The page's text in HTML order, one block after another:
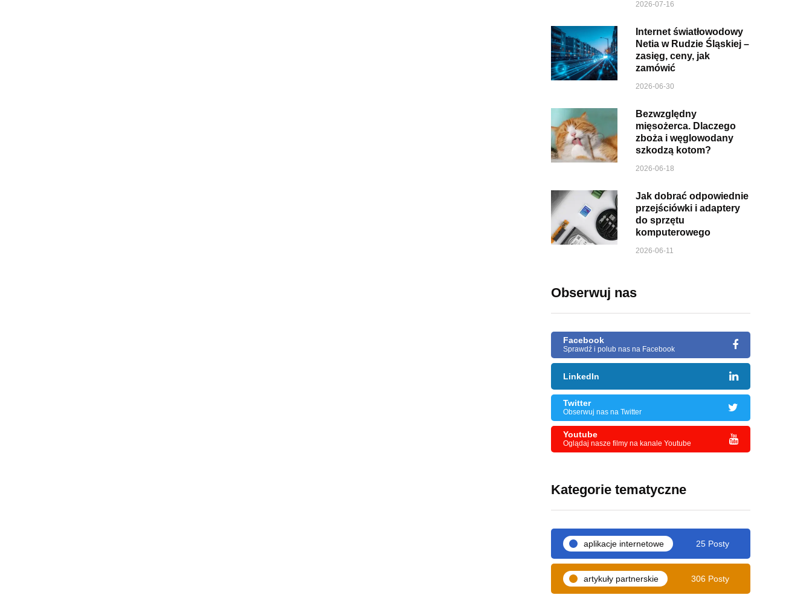
2026-07-16
Internet światłowodowy
Netia w Rudzie Śląskiej –
zasięg, ceny, jak
zamówić
2026-06-30
Bezwzględny
mięsożerca. Dlaczego
zboża i węglowodany
szkodzą kotom?
2026-06-18
Jak dobrać odpowiednie
przejściówki i adaptery
do sprzętu
komputerowego
2026-06-11
Obserwuj nas
Facebook
Sprawdź i polub nas na Facebook
LinkedIn
Twitter
Obserwuj nas na Twitter
Youtube
Oglądaj nasze filmy na kanale Youtube
Kategorie tematyczne
aplikacje internetowe 25 Posty
artykuły partnerskie 306 Posty